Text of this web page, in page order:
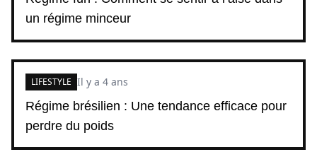
un régime minceur
Régime brésilien : Une tendance efficace pour
perdre du poids
LIFESTYLE Il y a 4 ans